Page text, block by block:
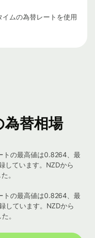
ムの為替レートを使用
替相場
トの最高値は0.8264、最
しています。NZDから
。
トの最高値は0.8264、最
しています。NZDから
。